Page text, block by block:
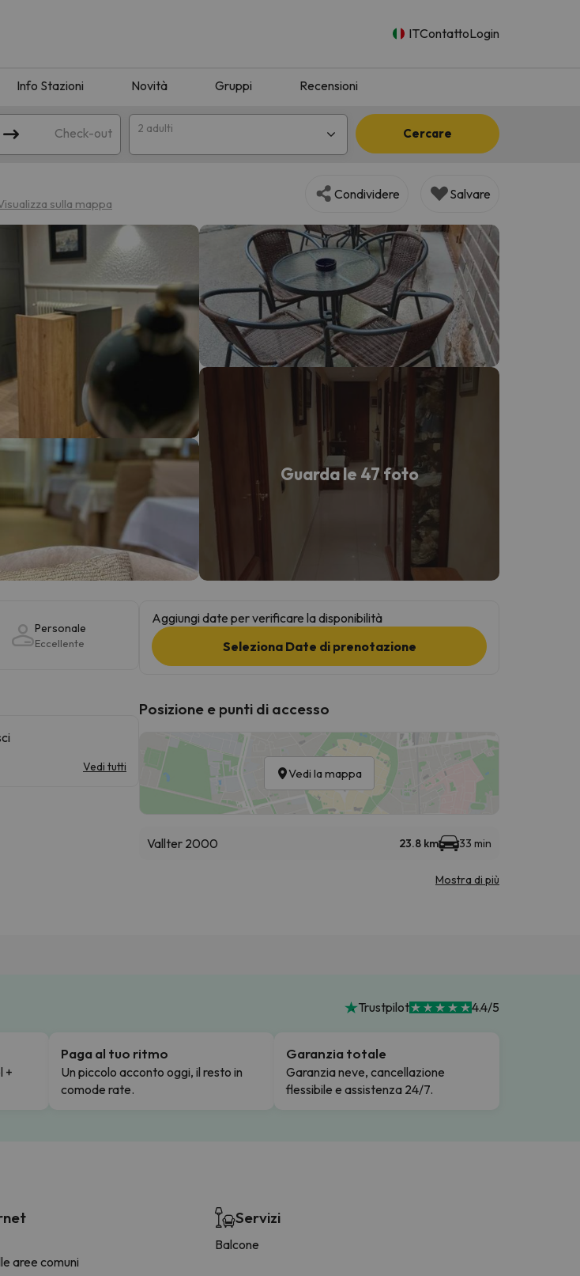
ITContattoLogin
Info Stazioni Novità Gruppi Recensioni
Check-out 2 adulti Cercare
Provare a modificare la destinazione.
la bussola, tornerà.
sulla mappa
Condividere Salvare
Guarda le 47 foto
Personale
Eccellente
Vedi tutti
Aggiungi date per verificare la disponibilità
Seleziona Date di prenotazione
Posizione e punti di accesso
Vedi la mappa
Vallter 2000 23.8 km 33 min
Mostra di più
Trustpilot 4.4/5
+
Paga al tuo ritmo
Un piccolo acconto oggi, il resto in
comode rate.
Garanzia totale
Garanzia neve, cancellazione
flessibile e assistenza 24/7.
aree comuni
Servizi
Balcone